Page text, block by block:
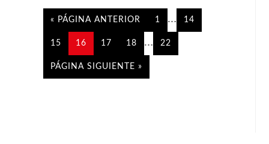
« PÁGINA ANTERIOR 1 … 14
15 16 17 18 … 22
PÁGINA SIGUIENTE »